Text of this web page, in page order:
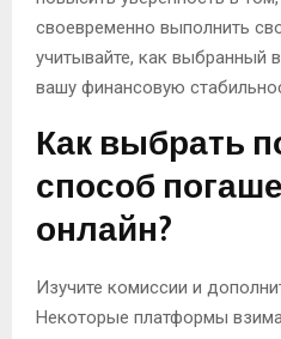
своевременно выполнить
учитывайте, как выбранный
вашу финансовую
Как выбрать
способ
онлайн?
Изучите комиссии и
Некоторые платформы